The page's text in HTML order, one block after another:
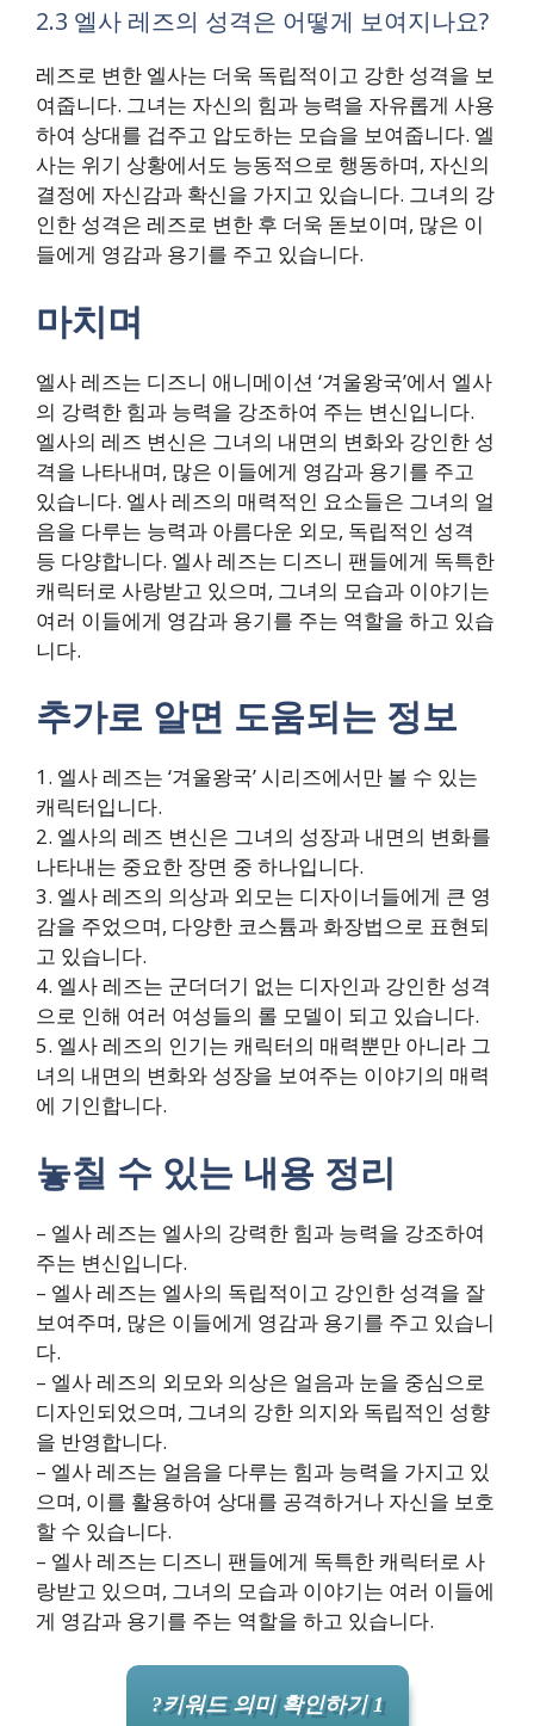
2.3 엘사 레즈의 성격은 어떻게 보여지나요?
레즈로 변한 엘사는 더욱 독립적이고 강한 성격을 보
여줍니다. 그녀는 자신의 힘과 능력을 자유롭게 사용
하여 상대를 겁주고 압도하는 모습을 보여줍니다. 엘
사는 위기 상황에서도 능동적으로 행동하며, 자신의
결정에 자신감과 확신을 가지고 있습니다. 그녀의 강
인한 성격은 레즈로 변한 후 더욱 돋보이며, 많은 이
들에게 영감과 용기를 주고 있습니다.
마치며
엘사 레즈는 디즈니 애니메이션 ‘겨울왕국’에서 엘사
의 강력한 힘과 능력을 강조하여 주는 변신입니다.
엘사의 레즈 변신은 그녀의 내면의 변화와 강인한 성
격을 나타내며, 많은 이들에게 영감과 용기를 주고
있습니다. 엘사 레즈의 매력적인 요소들은 그녀의 얼
음을 다루는 능력과 아름다운 외모, 독립적인 성격
등 다양합니다. 엘사 레즈는 디즈니 팬들에게 독특한
캐릭터로 사랑받고 있으며, 그녀의 모습과 이야기는
여러 이들에게 영감과 용기를 주는 역할을 하고 있습
니다.
추가로 알면 도움되는 정보
1. 엘사 레즈는 ‘겨울왕국’ 시리즈에서만 볼 수 있는
캐릭터입니다.
2. 엘사의 레즈 변신은 그녀의 성장과 내면의 변화를
나타내는 중요한 장면 중 하나입니다.
3. 엘사 레즈의 의상과 외모는 디자이너들에게 큰 영
감을 주었으며, 다양한 코스튬과 화장법으로 표현되
고 있습니다.
4. 엘사 레즈는 군더더기 없는 디자인과 강인한 성격
으로 인해 여러 여성들의 롤 모델이 되고 있습니다.
5. 엘사 레즈의 인기는 캐릭터의 매력뿐만 아니라 그
녀의 내면의 변화와 성장을 보여주는 이야기의 매력
에 기인합니다.
놓칠 수 있는 내용 정리
– 엘사 레즈는 엘사의 강력한 힘과 능력을 강조하여
주는 변신입니다.
– 엘사 레즈는 엘사의 독립적이고 강인한 성격을 잘
보여주며, 많은 이들에게 영감과 용기를 주고 있습니
다.
– 엘사 레즈의 외모와 의상은 얼음과 눈을 중심으로
디자인되었으며, 그녀의 강한 의지와 독립적인 성향
을 반영합니다.
– 엘사 레즈는 얼음을 다루는 힘과 능력을 가지고 있
으며, 이를 활용하여 상대를 공격하거나 자신을 보호
할 수 있습니다.
– 엘사 레즈는 디즈니 팬들에게 독특한 캐릭터로 사
랑받고 있으며, 그녀의 모습과 이야기는 여러 이들에
게 영감과 용기를 주는 역할을 하고 있습니다.
?키워드 의미 확인하기 1